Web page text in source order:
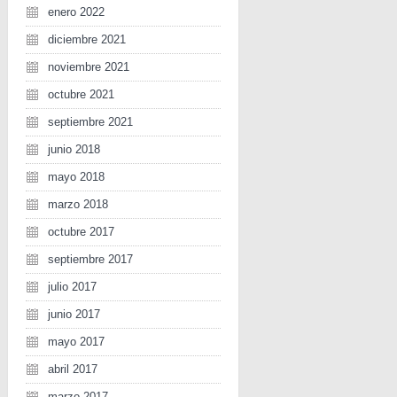
enero 2022
diciembre 2021
noviembre 2021
octubre 2021
septiembre 2021
junio 2018
mayo 2018
marzo 2018
octubre 2017
septiembre 2017
julio 2017
junio 2017
mayo 2017
abril 2017